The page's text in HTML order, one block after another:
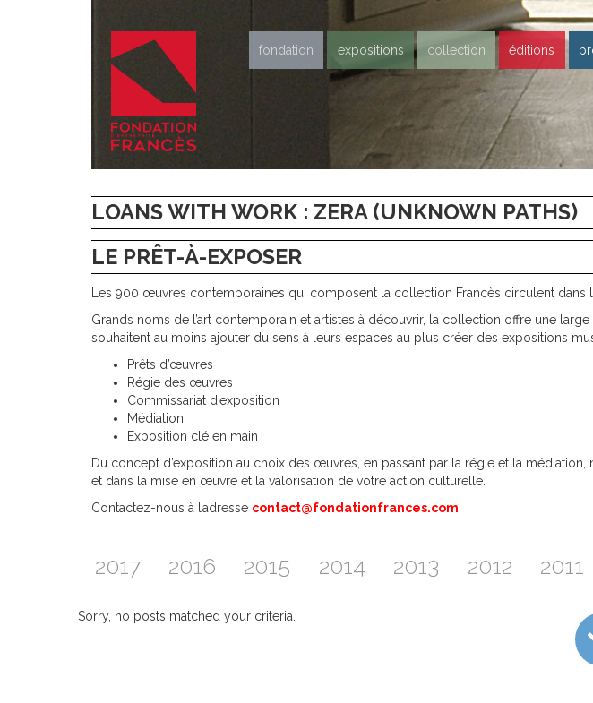
fondation expositions collection éditions
LOANS WITH WORK : ZERA (UNKNOWN PATHS)
LE PRÊT-À-EXPOSER
Les 900 œuvres contemporaines qui composent la collection Francès circulent dans
Grands noms de l’art contemporain et artistes à découvrir, la collection offre une
souhaitent au moins ajouter du sens à leurs espaces au plus créer des expositions
Prêts d’œuvres
Régie des œuvres
Commissariat d’exposition
Médiation
Exposition clé en main
Du concept d’exposition au choix des œuvres, en passant par la régie et la
et dans la mise en œuvre et la valorisation de votre action culturelle.
Contactez-nous à l’adresse contact@fondationfrances.com
2017 2016 2015 2014 2013 2012 2011
Sorry, no posts matched your criteria.